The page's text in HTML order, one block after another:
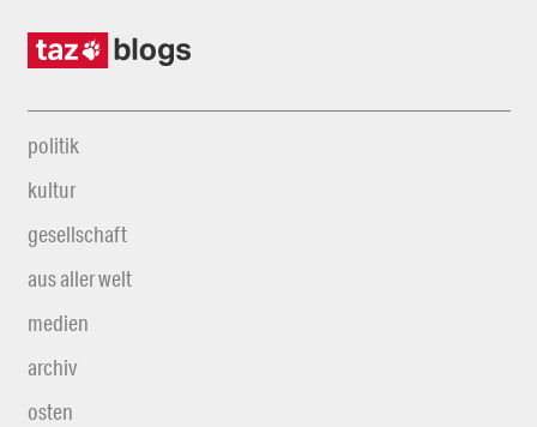
politik
kultur
gesellschaft
aus aller welt
medien
archiv
osten